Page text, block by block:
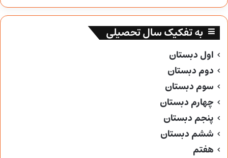
به تفکیک سال تحصیلی
اول دبستان
دوم دبستان
سوم دبستان
چهارم دبستان
پنجم دبستان
ششم دبستان
هفتم